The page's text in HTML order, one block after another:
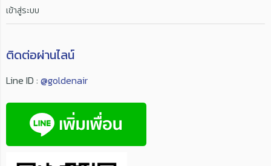
เข้าสู่ระบบ
ติดต่อผ่านไลน์
Line ID : @goldenair